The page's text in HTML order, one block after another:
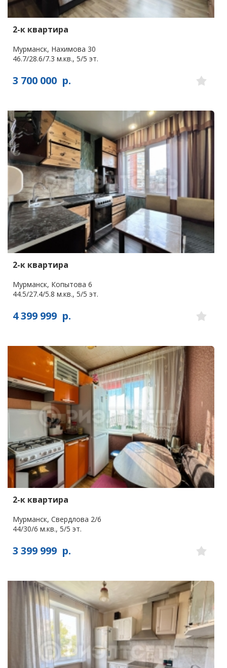
2-к квартира
Мурманск, Нахимова 30
46.7/28.6/7.3 м.кв., 5/5 эт.
3 700 000 р.
2-к квартира
Мурманск, Копытова 6
44.5/27.4/5.8 м.кв., 5/5 эт.
4 399 999 р.
2-к квартира
Мурманск, Свердлова 2/6
44/30/6 м.кв., 5/5 эт.
3 399 999 р.